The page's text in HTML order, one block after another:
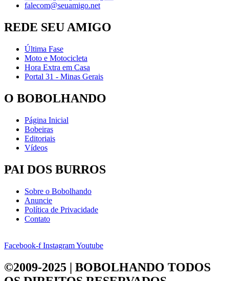
falecom@seuamigo.net
REDE SEU AMIGO
Última Fase
Moto e Motocicleta
Hora Extra em Casa
Portal 31 - Minas Gerais
O BOBOLHANDO
Página Inicial
Bobeiras
Editoriais
Vídeos
PAI DOS BURROS
Sobre o Bobolhando
Anuncie
Política de Privacidade
Contato
Facebook-f InstagramYoutube
©2009-2025 | BOBOLHANDO TODOS